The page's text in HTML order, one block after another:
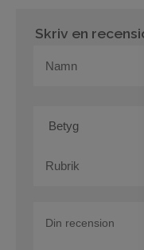
Skriv en